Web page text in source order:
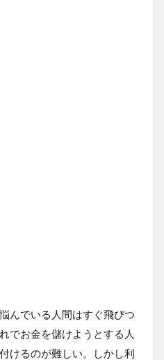
んでいる人間はすぐ飛びつ
でお金を儲けようとする人
けるのが難しい。しかし利